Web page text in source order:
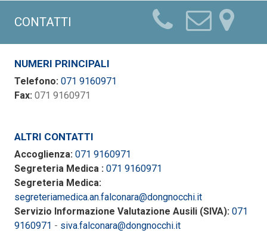
CONTATTI
NUMERI PRINCIPALI
Telefono: 071 9160971
Fax: 071 9160971
ALTRI CONTATTI
Accoglienza: 071 9160971
Segreteria Medica : 071 9160971
Segreteria Medica:
segreteriamedica.an.falconara@dongnocchi.it
Servizio Informazione Valutazione Ausili (SIVA): 071
9160971 - siva.falconara@dongnocchi.it